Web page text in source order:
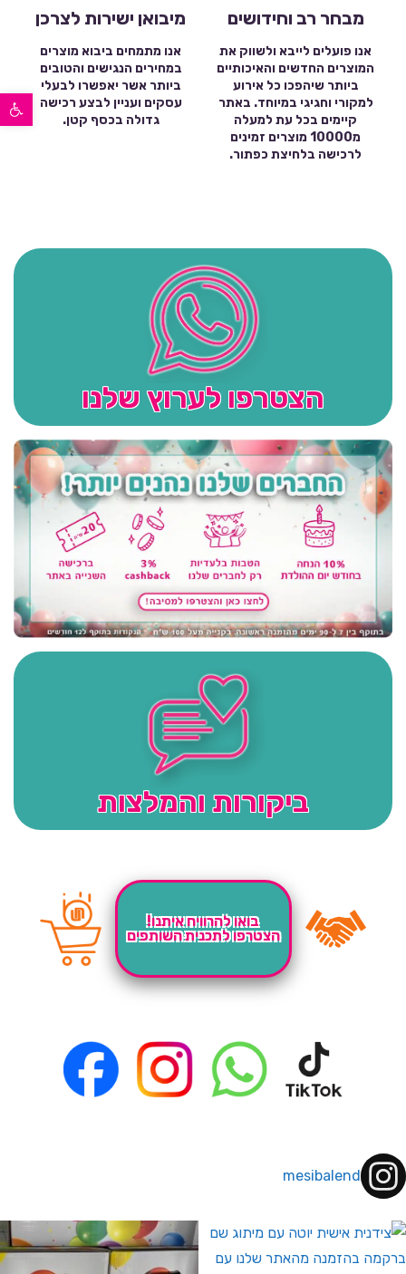
פתח סרגל נגישות
מבחר רב וחידושים
אנו פועלים לייבא ולשווק את
המוצרים החדשים והאיכותיים
ביותר שיהפכו כל אירוע
למקורי וחגיגי במיוחד. באתר
קיימים בכל עת למעלה
מ10000 מוצרים זמינים
לרכישה בלחיצת כפתור.
מיבואן ישירות לצרכן
אנו מתמחים ביבוא מוצרים
במחירים הנגישים והטובים
ביותר אשר יאפשרו לבעלי
עסקים ועניין לבצע רכישה
גדולה בכסף קטן.
הצטרפו לערוץ שלנו
ביקורות והמלצות
בואו להרוויח איתנו!
הצטרפו לתכנית השותפים
mesibalend
לחברי מועדון ומצטרפים חדשים🤍